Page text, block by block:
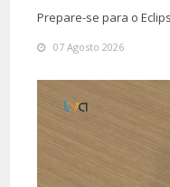
Prepare-se para o
07 Agosto 2026